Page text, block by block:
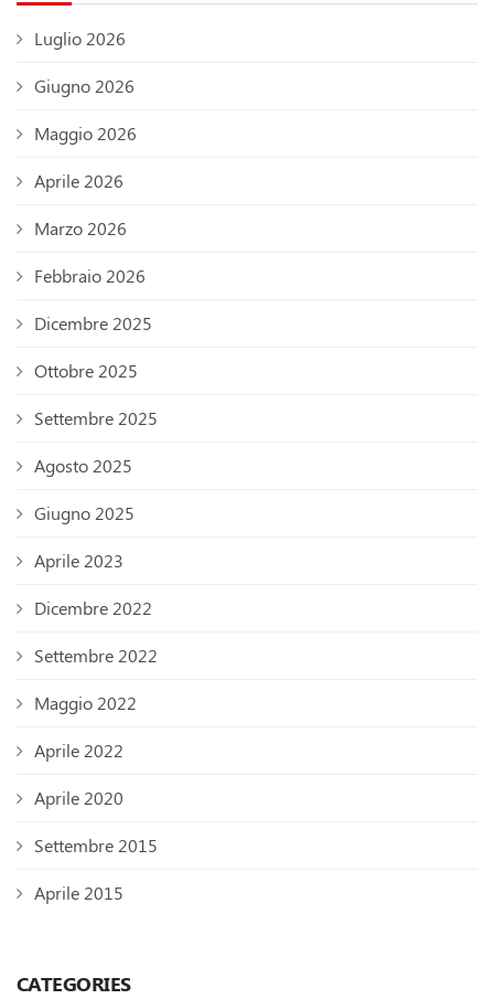
Luglio 2026
Giugno 2026
Maggio 2026
Aprile 2026
Marzo 2026
Febbraio 2026
Dicembre 2025
Ottobre 2025
Settembre 2025
Agosto 2025
Giugno 2025
Aprile 2023
Dicembre 2022
Settembre 2022
Maggio 2022
Aprile 2022
Aprile 2020
Settembre 2015
Aprile 2015
CATEGORIES